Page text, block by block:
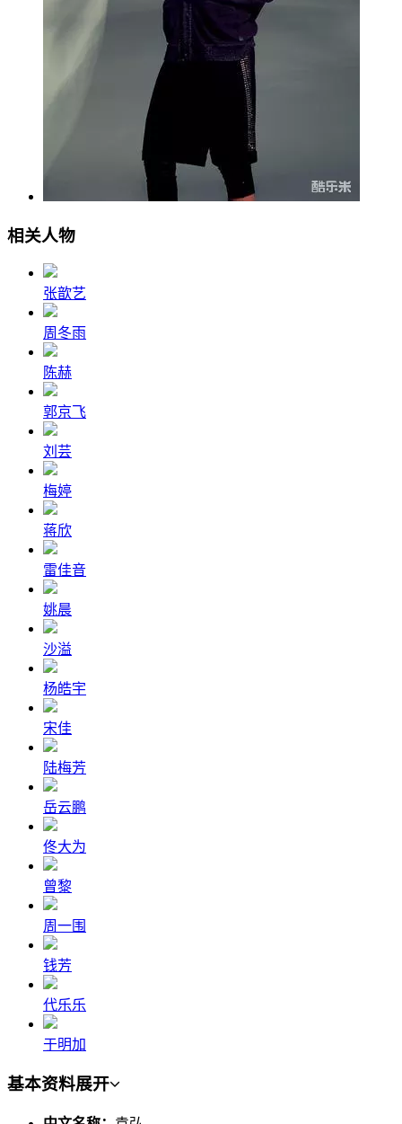
相关人物
张歆艺
周冬雨
陈赫
郭京飞
刘芸
梅婷
蒋欣
雷佳音
姚晨
沙溢
杨皓宇
宋佳
陆梅芳
岳云鹏
佟大为
曾黎
周一围
钱芳
代乐乐
于明加
基本资料展开